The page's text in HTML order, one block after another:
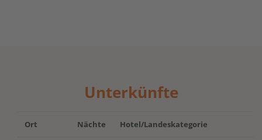
Unterkünfte
Ort Nächte Hotel/Landeskategorie